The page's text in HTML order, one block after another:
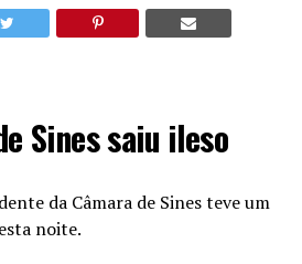
Sines saiu ileso
da Câmara de Sines teve um
noite.